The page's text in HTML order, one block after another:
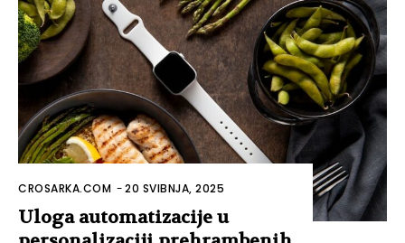
CROSARKA.COM -20 SVIBNJA, 2025
Uloga automatizacije u